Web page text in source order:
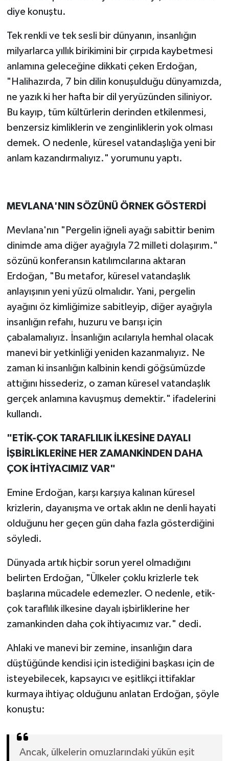
diye konuştu.
Tek renkli ve tek sesli bir dünyanın, insanlığın
milyarlarca yıllık birikimini bir çırpıda kaybetmesi
anlamına geleceğine dikkati çeken Erdoğan,
"Halihazırda, 7 bin dilin konuşulduğu dünyamızda,
ne yazık ki her hafta bir dil yeryüzünden siliniyor.
Bu kayıp, tüm kültürlerin derinden etkilenmesi,
benzersiz kimliklerin ve zenginliklerin yok olması
demek. O nedenle, küresel vatandaşlığa yeni bir
anlam kazandırmalıyız." yorumunu yaptı.
MEVLANA'NIN SÖZÜNÜ ÖRNEK GÖSTERDİ
Mevlana'nın "Pergelin iğneli ayağı sabittir benim
dinimde ama diğer ayağıyla 72 milleti dolaşırım."
sözünü konferansın katılımcılarına aktaran
Erdoğan, "Bu metafor, küresel vatandaşlık
anlayışının yeni yüzü olmalıdır. Yani, pergelin
ayağını öz kimliğimize sabitleyip, diğer ayağıyla
insanlığın refahı, huzuru ve barışı için
çabalamalıyız. İnsanlığın acılarıyla hemhal olacak
manevi bir yetkinliği yeniden kazanmalıyız. Ne
zaman ki insanlığın kalbinin kendi göğsümüzde
attığını hissederiz, o zaman küresel vatandaşlık
gerçek anlamına kavuşmuş demektir." ifadelerini
kullandı.
"ETİK-ÇOK TARAFLILIK İLKESİNE DAYALI
İŞBİRLİKLERİNE HER ZAMANKİNDEN DAHA
ÇOK İHTİYACIMIZ VAR"
Emine Erdoğan, karşı karşıya kalınan küresel
krizlerin, dayanışma ve ortak aklın ne denli hayati
olduğunu her geçen gün daha fazla gösterdiğini
söyledi.
Dünyada artık hiçbir sorun yerel olmadığını
belirten Erdoğan, "Ülkeler çoklu krizlerle tek
başlarına mücadele edemezler. O nedenle, etik-
çok taraflılık ilkesine dayalı işbirliklerine her
zamankinden daha çok ihtiyacımız var." dedi.
Ahlaki ve manevi bir zemine, insanlığın dara
düştüğünde kendisi için istediğini başkası için de
isteyebilecek, kapsayıcı ve eşitlikçi ittifaklar
kurmaya ihtiyaç olduğunu anlatan Erdoğan, şöyle
konuştu:
Ancak, ülkelerin omuzlarındaki yükün eşit